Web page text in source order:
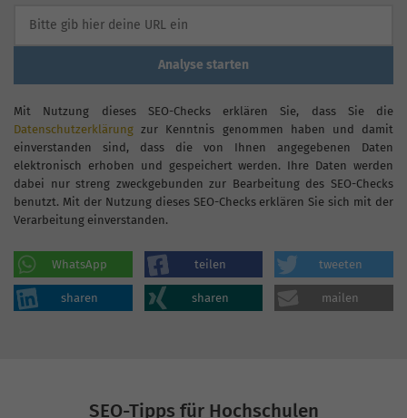
Analyse starten
Mit Nutzung dieses SEO-Checks erklären Sie, dass Sie die
Datenschutzerklärung zur Kenntnis genommen haben und damit
einverstanden sind, dass die von Ihnen angegebenen Daten
elektronisch erhoben und gespeichert werden. Ihre Daten werden
dabei nur streng zweckgebunden zur Bearbeitung des SEO-Checks
benutzt. Mit der Nutzung dieses SEO-Checks erklären Sie sich mit der
Verarbeitung einverstanden.
WhatsApp teilen tweeten
sharen sharen mailen
SEO-Tipps für Hochschulen